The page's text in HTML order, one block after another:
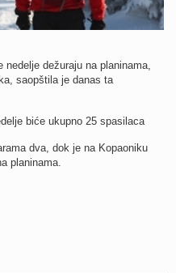
dežuraju na planinama,
saopštila je danas ta
biće ukupno 25 spasilaca
dva, dok je na Kopaoniku
planinama.